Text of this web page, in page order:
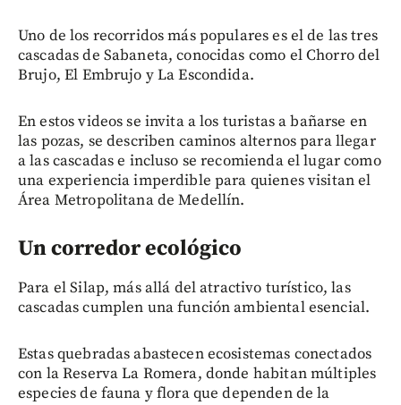
Uno de los recorridos más populares es el de las tres
cascadas de Sabaneta, conocidas como el Chorro del
Brujo, El Embrujo y La Escondida.
En estos videos se invita a los turistas a bañarse en
las pozas, se describen caminos alternos para llegar
a las cascadas e incluso se recomienda el lugar como
una experiencia imperdible para quienes visitan el
Área Metropolitana de Medellín.
Un corredor ecológico
Para el Silap, más allá del atractivo turístico, las
cascadas cumplen una función ambiental esencial.
Estas quebradas abastecen ecosistemas conectados
con la Reserva La Romera, donde habitan múltiples
especies de fauna y flora que dependen de la